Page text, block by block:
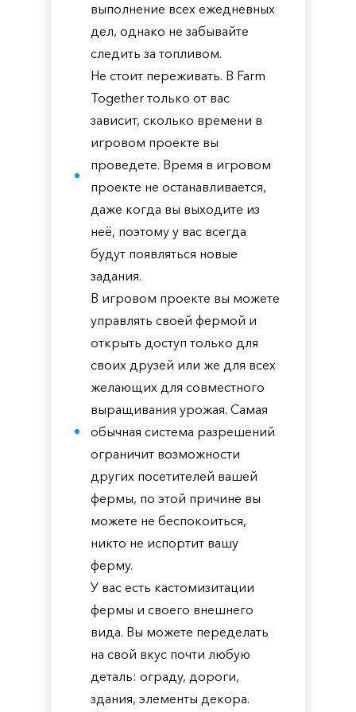
выполнение всех ежедневных
дел, однако не забывайте
следить за топливом.
Не стоит переживать. В Farm
Together только от вас
зависит, сколько времени в
игровом проекте вы
проведете. Время в игровом
проекте не останавливается,
даже когда вы выходите из
неё, поэтому у вас всегда
будут появляться новые
задания.
В игровом проекте вы можете
управлять своей фермой и
открыть доступ только для
своих друзей или же для всех
желающих для совместного
выращивания урожая. Самая
обычная система разрешений
ограничит возможности
других посетителей вашей
фермы, по этой причине вы
можете не беспокоиться,
никто не испортит вашу
ферму.
У вас есть кастомизитации
фермы и своего внешнего
вида. Вы можете переделать
на свой вкус почти любую
деталь: ограду, дороги,
здания, элементы декора.